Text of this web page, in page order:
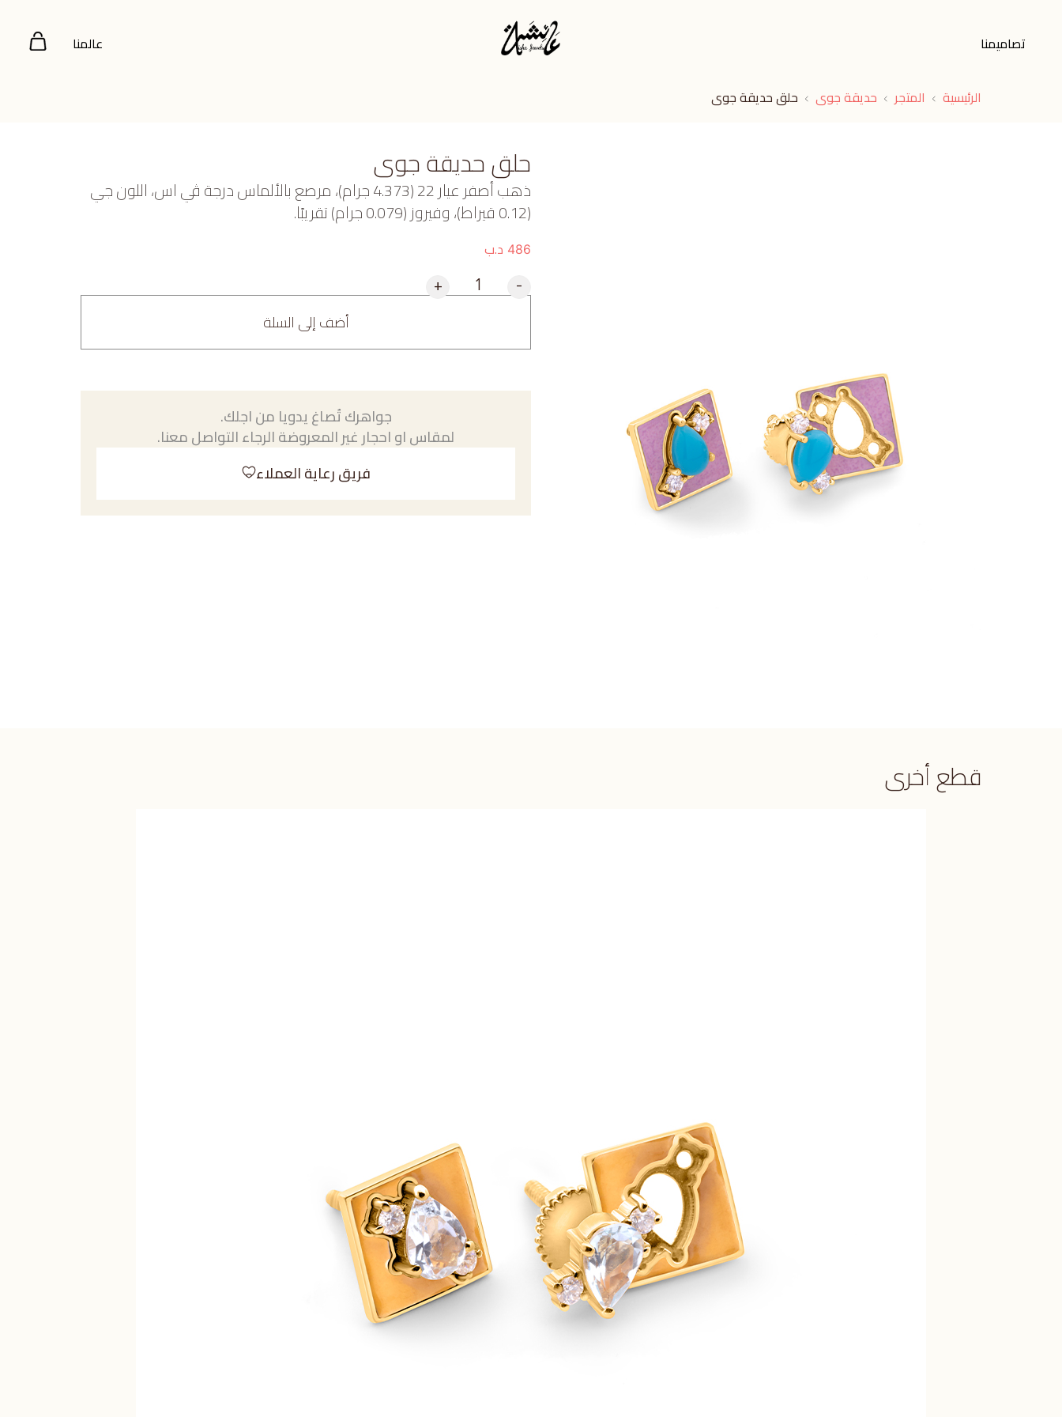
تصاميمنا عالمنا
الرئيسية المتجر حديقة جوى حلق حديقة جوى
حلق حديقة جوى
ذهب أصفر عيار 22 (4.373 جرام)، مرصع بالألماس درجة ڤي اس، اللون جي
(0.12 قيراط)، وفيروز (0.079 جرام) تقريبًا.
486 د.ب
-
+
أضف إلى السلة
جواهرك تُصاغ يدويا من اجلك.
لمقاس او احجار غير المعروضة الرجاء التواصل معنا.
فريق رعاية العملاء
قطع أخرى